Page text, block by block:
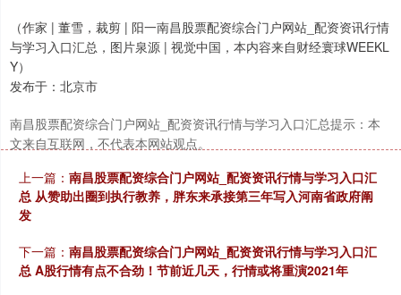
（作家 | 董雪，裁剪 | 阳一南昌股票配资综合门户网站_配资资讯行情
与学习入口汇总，图片泉源 | 视觉中国，本内容来自财经寰球WEEKL
Y）
发布于：北京市
南昌股票配资综合门户网站_配资资讯行情与学习入口汇总提示：本
文来自互联网，不代表本网站观点。
上一篇： 南昌股票配资综合门户网站_配资资讯行情与学习入口汇
总 从赞助出圈到执行教养，胖东来承接第三年写入河南省政府阐
发
下一篇： 南昌股票配资综合门户网站_配资资讯行情与学习入口汇
总 A股行情有点不合劲！节前近几天，行情或将重演2021年